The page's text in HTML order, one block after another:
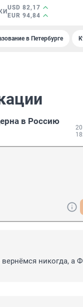
USD 82,17
EUR 94,84
в Петербурге
в Россию
никогда, а